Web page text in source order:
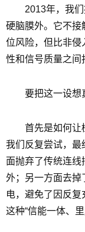
2013年，我
硬脑膜外。它不接
位风险，但比非侵
性和信号质量之间
要把这一设想
首先是如何让
我们反复尝试，最
面抛弃了传统连
外；另一方面去掉
电，避免了因反复
这种“信能一体、